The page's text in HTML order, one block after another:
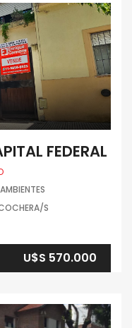
FEDERAL
S
U$S 570.000